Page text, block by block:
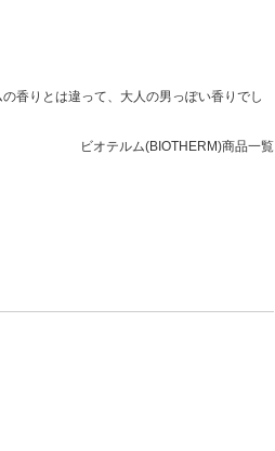
香りとは違って、大人の男っぽい香りでし
ビオテルム(BIOTHERM)商品一覧